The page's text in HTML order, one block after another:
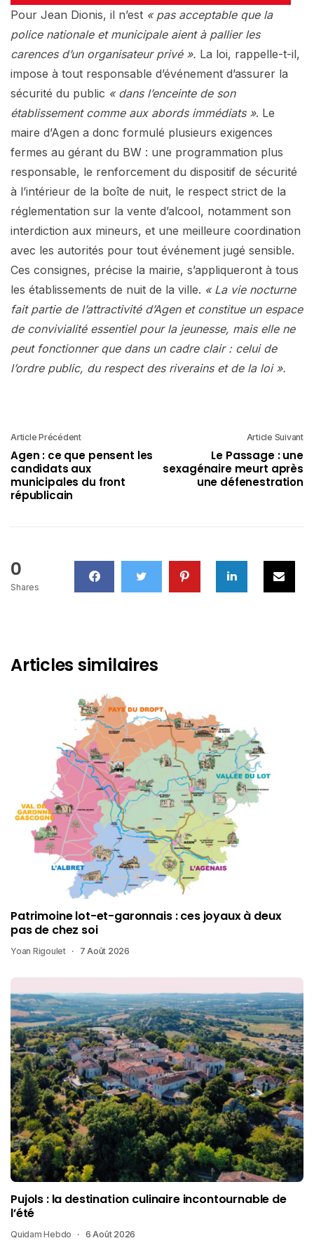
Pour Jean Dionis, il n’est « pas acceptable que la
police nationale et municipale aient à pallier les
carences d’un organisateur privé ». La loi, rappelle-t-il,
impose à tout responsable d’événement d’assurer la
sécurité du public « dans l’enceinte de son
établissement comme aux abords immédiats ». Le
maire d’Agen a donc formulé plusieurs exigences
fermes au gérant du BW : une programmation plus
responsable, le renforcement du dispositif de sécurité
à l’intérieur de la boîte de nuit, le respect strict de la
réglementation sur la vente d’alcool, notamment son
interdiction aux mineurs, et une meilleure coordination
avec les autorités pour tout événement jugé sensible.
Ces consignes, précise la mairie, s’appliqueront à tous
les établissements de nuit de la ville. « La vie nocturne
fait partie de l’attractivité d’Agen et constitue un espace
de convivialité essentiel pour la jeunesse, mais elle ne
peut fonctionner que dans un cadre clair : celui de
l’ordre public, du respect des riverains et de la loi ».
Article Précédent
Agen : ce que pensent les
candidats aux
municipales du front
républicain
Article Suivant
Le Passage : une
sexagénaire meurt après
une défenestration
0
Shares
Articles similaires
Patrimoine lot-et-garonnais : ces joyaux à deux
pas de chez soi
Yoan Rigoulet 7 Août 2026
Pujols : la destination culinaire incontournable de
l’été
Quidam Hebdo 6 Août 2026